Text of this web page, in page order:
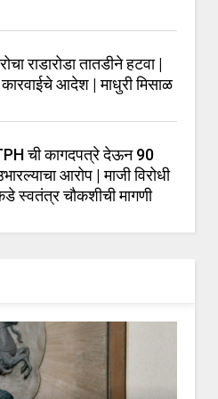
राडारोडा तातडीने हटवा |
आदेश | माधुरी मिसाळ
ची कागदपत्रे देऊन 90
आरोप | माजी विरोधी
स्वतंत्र चौकशीची मागणी